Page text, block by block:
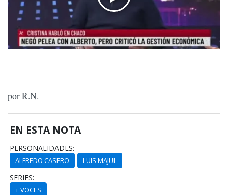
por R.N.
EN ESTA NOTA
PERSONALIDADES:
ALFREDO CASERO LUIS MAJUL
SERIES:
+ VOCES